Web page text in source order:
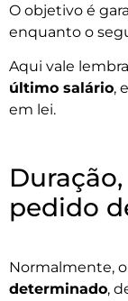
O objetivo é
enquanto o
Aqui vale
último salário,
em lei.
pedido
Normalmente,
determinado,